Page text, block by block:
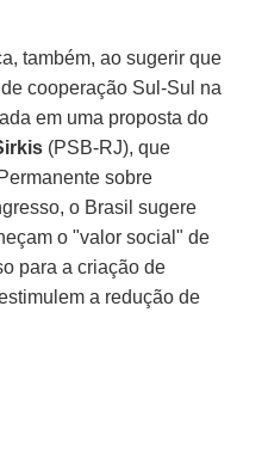
também, ao sugerir que
cooperação Sul-Sul na
em uma proposta do
(PSB-RJ), que
sobre
o Brasil sugere
o "valor social" de
para a criação de
a redução de